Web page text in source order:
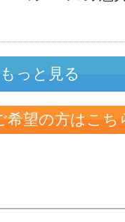
もっと見る
希望の方はこち